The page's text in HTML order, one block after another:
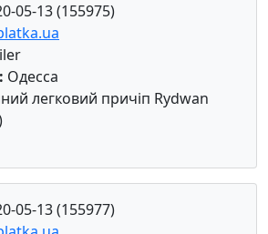
05-13 (155975)
Одесса
легковий причіп Rydwan
05-13 (155977)